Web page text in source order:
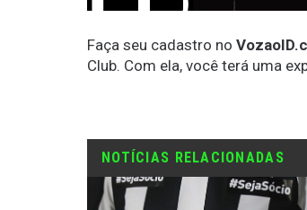
Faça seu cadastro no
Club. Com ela, você terá uma
NOTÍCIAS RELACIONADAS